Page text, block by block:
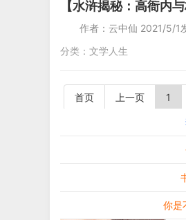
【水浒揭秘：高衙内
作者：云中仙 2021/
分类： 文学人生
首页 上一页 1
你是